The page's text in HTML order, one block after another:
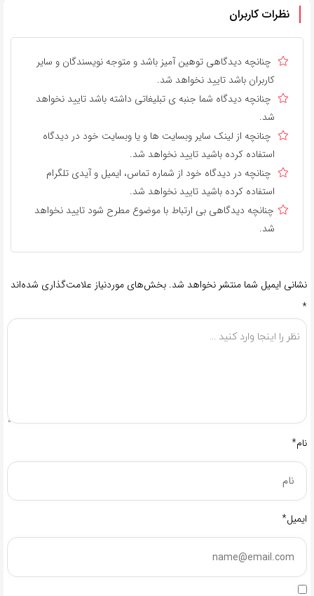
نظرات کاربران
چنانچه دیدگاهی توهین آمیز باشد و متوجه نویسندگان و سایر
کاربران باشد تایید نخواهد شد.
چنانچه دیدگاه شما جنبه ی تبلیغاتی داشته باشد تایید نخواهد
شد.
چنانچه از لینک سایر وبسایت ها و یا وبسایت خود در دیدگاه
استفاده کرده باشید تایید نخواهد شد.
چنانچه در دیدگاه خود از شماره تماس، ایمیل و آیدی تلگرام
استفاده کرده باشید تایید نخواهد شد.
چنانچه دیدگاهی بی ارتباط با موضوع مطرح شود تایید نخواهد
شد.
نشانی ایمیل شما منتشر نخواهد شد. بخش‌های موردنیاز علامت‌گذاری شده‌اند
*
نام*
ایمیل*